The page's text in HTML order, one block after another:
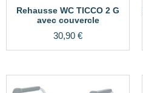
Rehausse WC TICCO 2 G
avec couvercle
30,90 €